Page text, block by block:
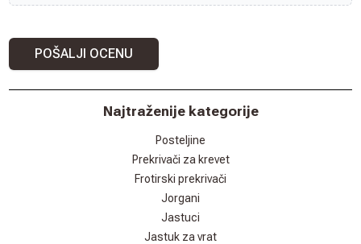
POŠALJI OCENU
Najtraženije kategorije
Posteljine
Prekrivači za krevet
Frotirski prekrivači
Jorgani
Jastuci
Jastuk za vrat